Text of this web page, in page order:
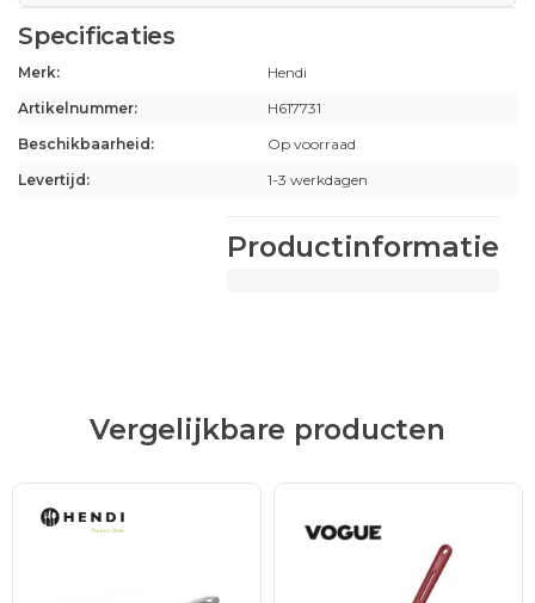
Specificaties
Merk:
Hendi
Artikelnummer:
H617731
Beschikbaarheid:
Op voorraad
Levertijd:
1-3 werkdagen
Productinformatie
Vergelijkbare producten